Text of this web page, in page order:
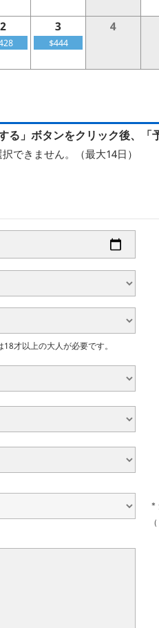
2 3
$444
4
」ボタンをクリック後、「
できません。（最大14日）
18才以上の大人が必要です。